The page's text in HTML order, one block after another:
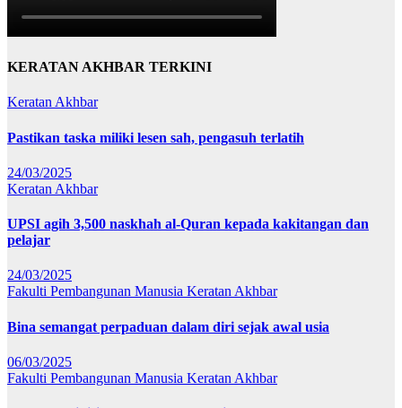
KERATAN AKHBAR TERKINI
Keratan Akhbar
Pastikan taska miliki lesen sah, pengasuh terlatih
24/03/2025
Keratan Akhbar
UPSI agih 3,500 naskhah al-Quran kepada kakitangan dan
pelajar
24/03/2025
Fakulti Pembangunan Manusia Keratan Akhbar
Bina semangat perpaduan dalam diri sejak awal usia
06/03/2025
Fakulti Pembangunan Manusia Keratan Akhbar